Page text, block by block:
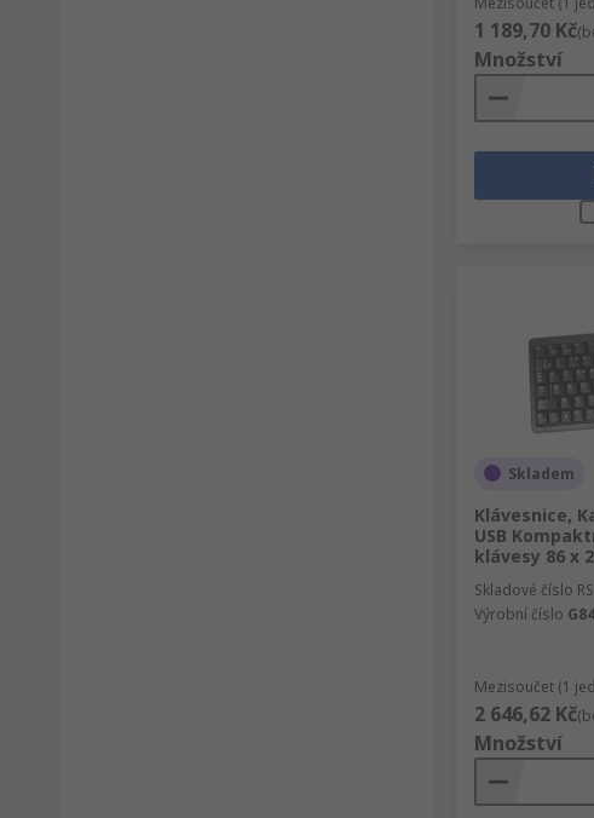
1 189,70 Kč
Množství
Skladem
Klávesnice,
USB
klávesy 86 x
Skladové číslo RS
Výrobní číslo
Mezisoučet (1
2 646,62 Kč
Množství